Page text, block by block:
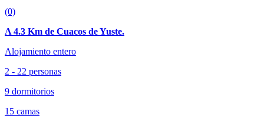
(0)
A 4.3 Km de Cuacos de Yuste.
Alojamiento entero
2 - 22 personas
9 dormitorios
15 camas